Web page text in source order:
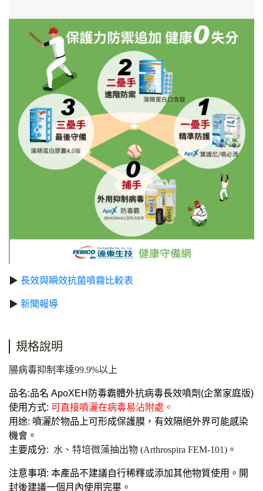
▶ 長效與瞬效抗菌噴霧比較表
▶ 新聞報導
規格說明
腸病毒抑制率達99.9%以上
品名:品名 ApoXEH防毒霸體外抗病毒長效噴劑(企業家庭版)
使用方式: 可直接噴灑在病毒易沾附處。
用途: 噴灑於物品上可形成保護膜，有效隔絕外界可能感染
機會。
主要成分: 水、特培微藻抽出物 (Arthrospira FEM-101) 。
注意事項: 本產品不建議自行稀釋或添加其他物質使用。開
封後建議一個月內使用完畢。